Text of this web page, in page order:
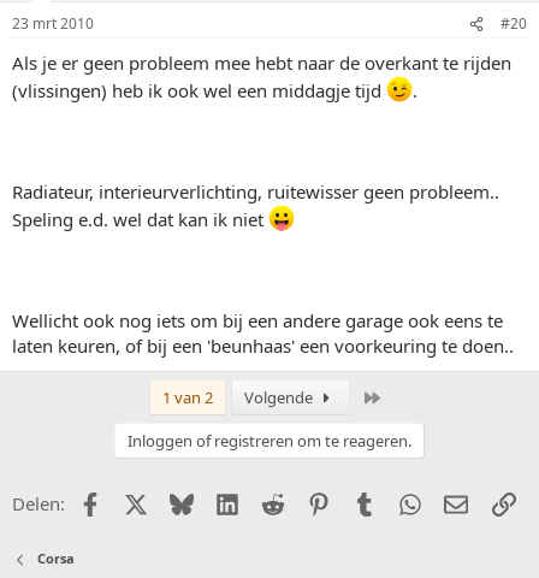
23 mrt 2010 #20
Als je er geen probleem mee hebt naar de overkant te rijden
(vlissingen) heb ik ook wel een middagje tijd
.
Radiateur, interieurverlichting, ruitewisser geen probleem..
Speling e.d. wel dat kan ik niet
Wellicht ook nog iets om bij een andere garage ook eens te
laten keuren, of bij een 'beunhaas' een voorkeuring te doen..
1 van 2 Volgende
Inloggen of registreren om te reageren.
Delen: FacebookX (Twitter)
BlueskyLinkedIn
Reddit PinterestTumblr WhatsApp
E-mail
Corsa